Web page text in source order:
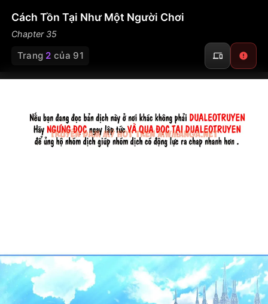
Cách Tồn Tại Như Một Người Chơi
Chapter 35
Trang 2 của 91